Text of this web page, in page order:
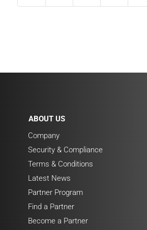
ABOUT US
Company
Security & Compliance
Terms & Conditions
Latest News
Partner Program
Find a Partner
Become a Partner